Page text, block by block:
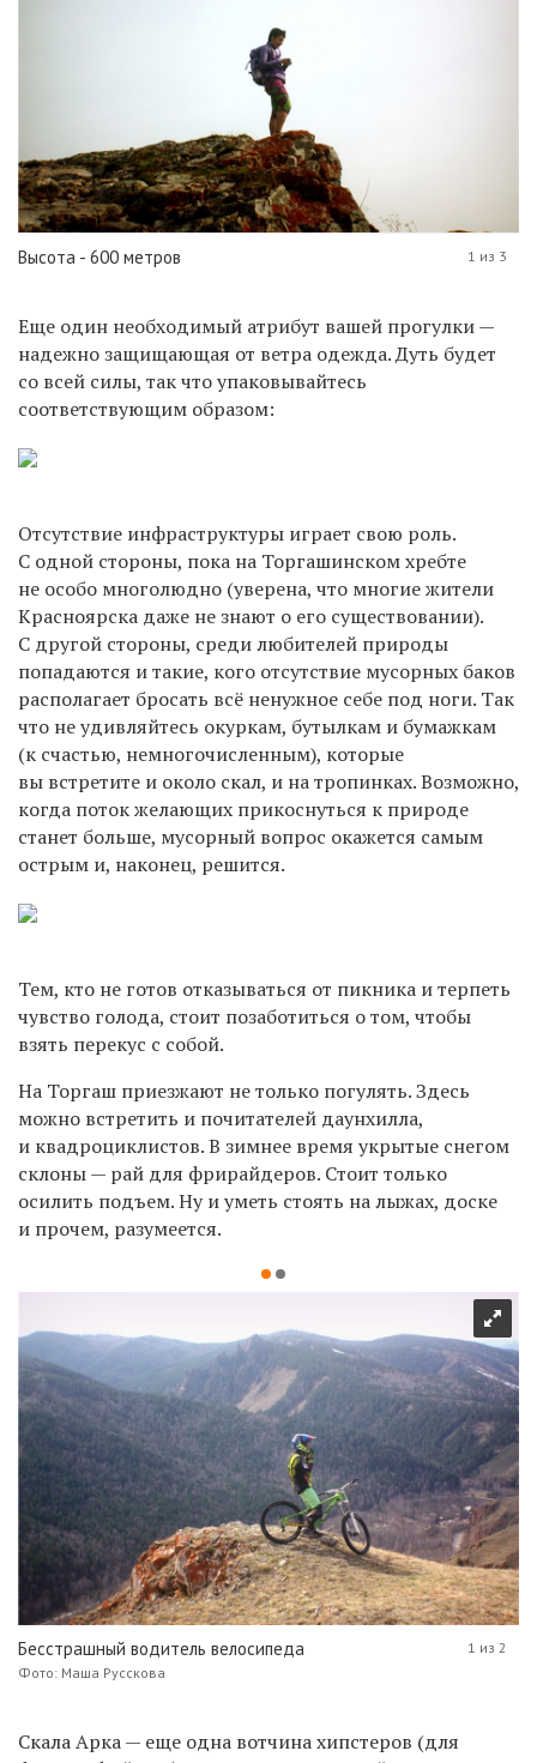
Высота - 600 метров 1 из 3
Еще один необходимый атрибут вашей прогулки —
надежно защищающая от ветра одежда. Дуть будет
со всей силы, так что упаковывайтесь
соответствующим образом:
Отсутствие инфраструктуры играет свою роль.
С одной стороны, пока на Торгашинском хребте
не особо многолюдно (уверена, что многие жители
Красноярска даже не знают о его существовании).
С другой стороны, среди любителей природы
попадаются и такие, кого отсутствие мусорных баков
располагает бросать всё ненужное себе под ноги. Так
что не удивляйтесь окуркам, бутылкам и бумажкам
(к счастью, немногочисленным), которые
вы встретите и около скал, и на тропинках. Возможно,
когда поток желающих прикоснуться к природе
станет больше, мусорный вопрос окажется самым
острым и, наконец, решится.
Тем, кто не готов отказываться от пикника и терпеть
чувство голода, стоит позаботиться о том, чтобы
взять перекус с собой.
На Торгаш приезжают не только погулять. Здесь
можно встретить и почитателей даунхилла,
и квадроциклистов. В зимнее время укрытые снегом
склоны — рай для фрирайдеров. Стоит только
осилить подъем. Ну и уметь стоять на лыжах, доске
и прочем, разумеется.
Бесстрашный водитель велосипеда
Фото: Маша Русскова
1 из 2
Скала Арка — еще одна вотчина хипстеров (для